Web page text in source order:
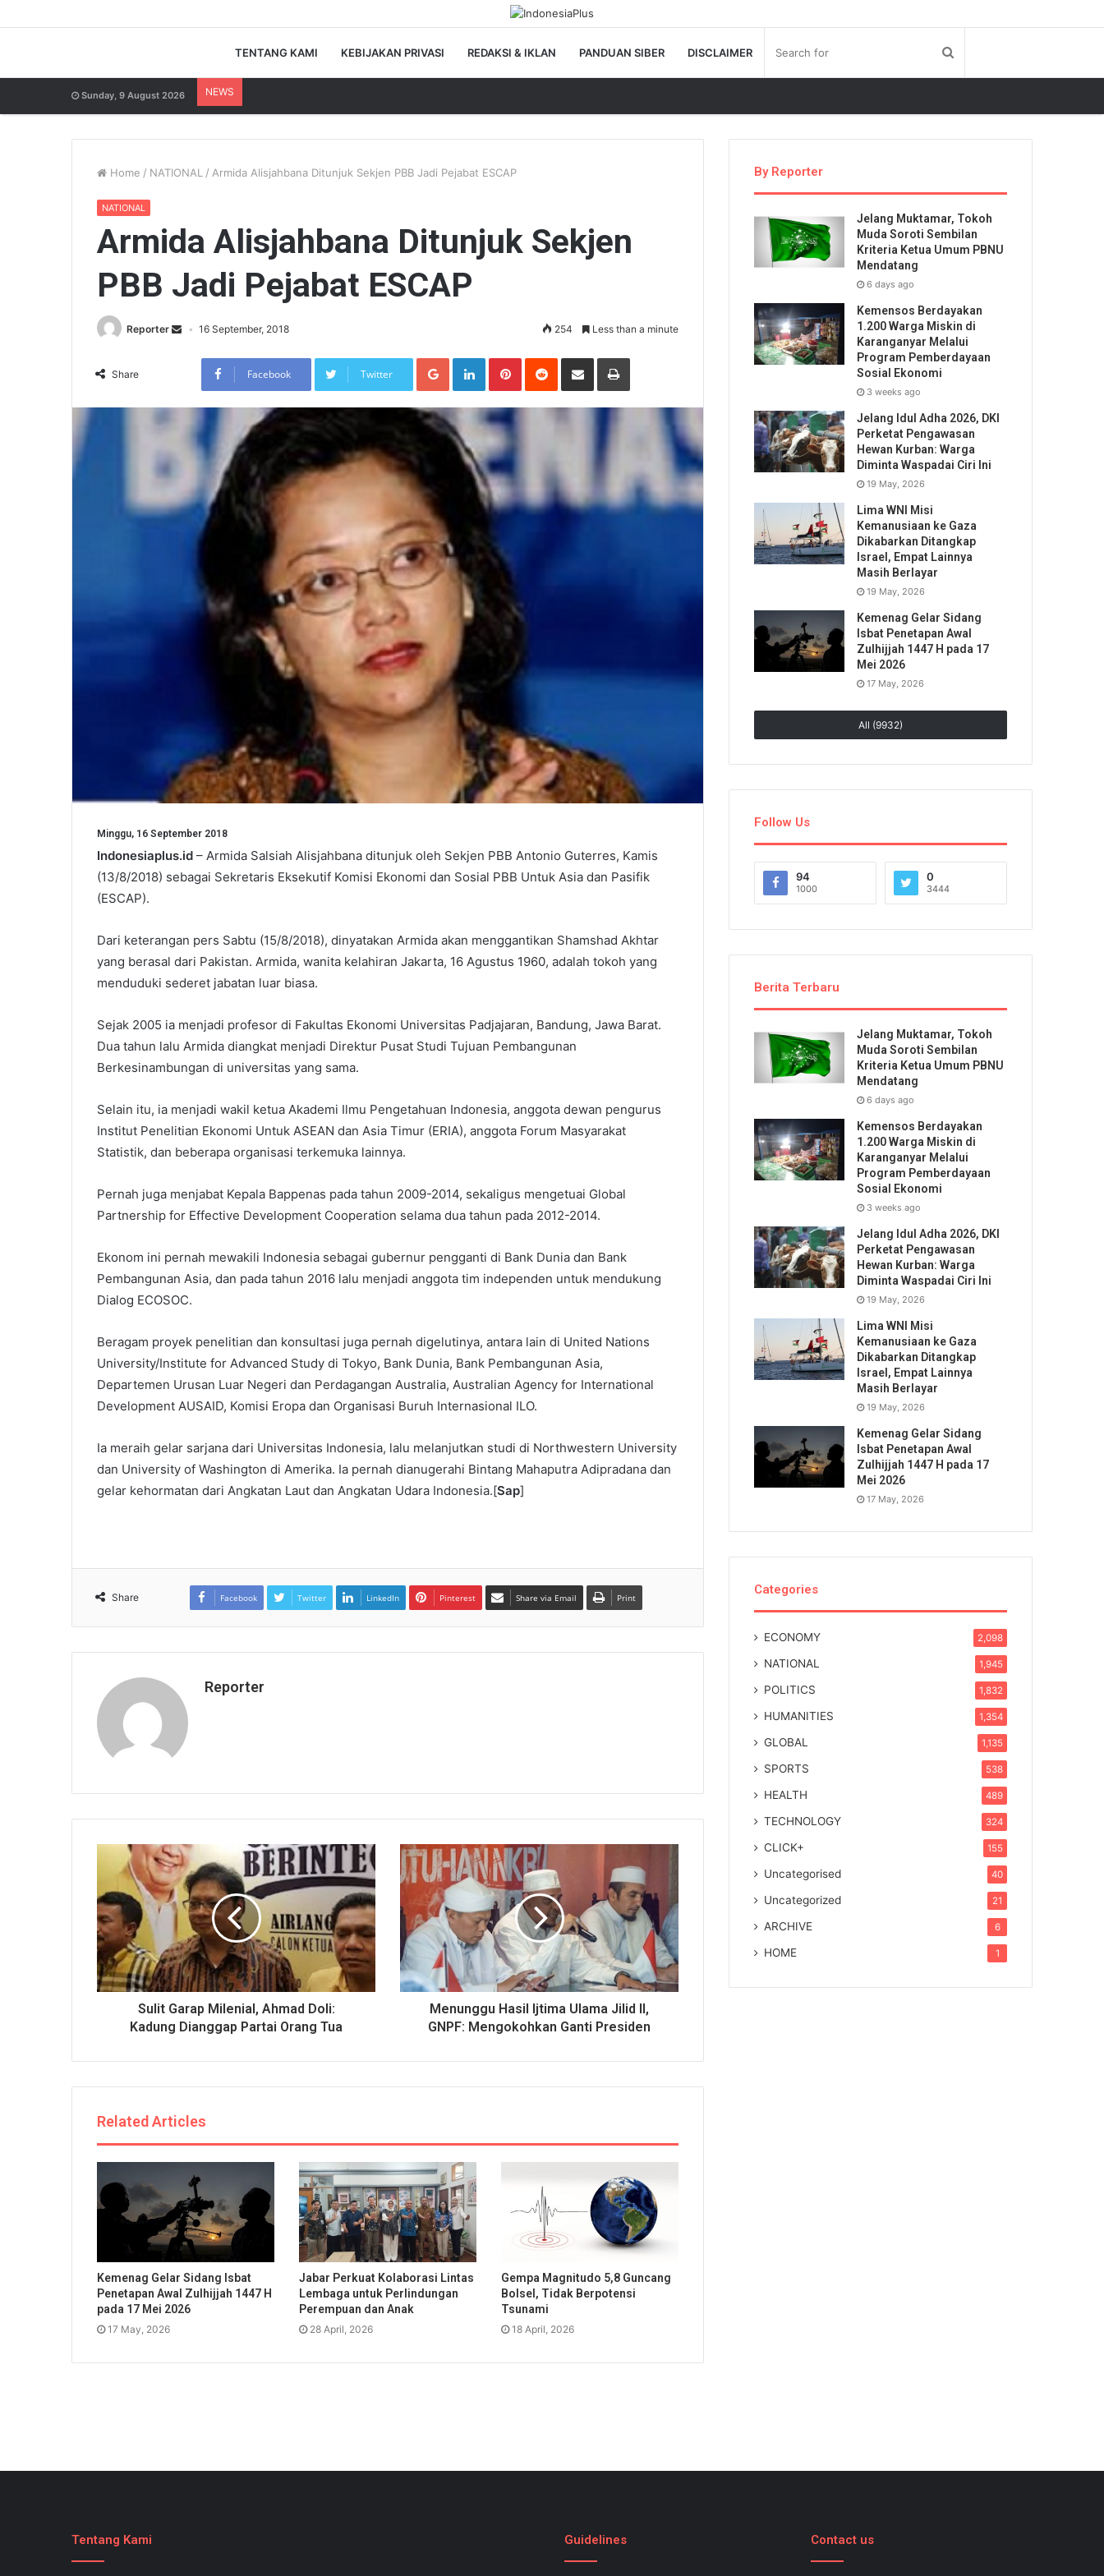
TENTANG KAMI KEBIJAKAN PRIVASI REDAKSI & IKLAN PANDUAN SIBER DISCLAIMER
Sunday, 9 August 2026 NEWS
Home / NATIONAL / Armida Alisjahbana Ditunjuk Sekjen PBB Jadi Pejabat ESCAP
NATIONAL
Armida Alisjahbana Ditunjuk Sekjen
PBB Jadi Pejabat ESCAP
Reporter 16 September, 2018 254 Less than a minute
Share Facebook Twitter
Google+LinkedInPinterestReddit Share via Email Print
Minggu, 16 September 2018
Indonesiaplus.id – Armida Salsiah Alisjahbana ditunjuk oleh Sekjen PBB Antonio Guterres, Kamis
(13/8/2018) sebagai Sekretaris Eksekutif Komisi Ekonomi dan Sosial PBB Untuk Asia dan Pasifik
(ESCAP).
Dari keterangan pers Sabtu (15/8/2018), dinyatakan Armida akan menggantikan Shamshad Akhtar
yang berasal dari Pakistan. Armida, wanita kelahiran Jakarta, 16 Agustus 1960, adalah tokoh yang
menduduki sederet jabatan luar biasa.
Sejak 2005 ia menjadi profesor di Fakultas Ekonomi Universitas Padjajaran, Bandung, Jawa Barat.
Dua tahun lalu Armida diangkat menjadi Direktur Pusat Studi Tujuan Pembangunan
Berkesinambungan di universitas yang sama.
Selain itu, ia menjadi wakil ketua Akademi Ilmu Pengetahuan Indonesia, anggota dewan pengurus
Institut Penelitian Ekonomi Untuk ASEAN dan Asia Timur (ERIA), anggota Forum Masyarakat
Statistik, dan beberapa organisasi terkemuka lainnya.
Pernah juga menjabat Kepala Bappenas pada tahun 2009-2014, sekaligus mengetuai Global
Partnership for Effective Development Cooperation selama dua tahun pada 2012-2014.
Ekonom ini pernah mewakili Indonesia sebagai gubernur pengganti di Bank Dunia dan Bank
Pembangunan Asia, dan pada tahun 2016 lalu menjadi anggota tim independen untuk mendukung
Dialog ECOSOC.
Beragam proyek penelitian dan konsultasi juga pernah digelutinya, antara lain di United Nations
University/Institute for Advanced Study di Tokyo, Bank Dunia, Bank Pembangunan Asia,
Departemen Urusan Luar Negeri dan Perdagangan Australia, Australian Agency for International
Development AUSAID, Komisi Eropa dan Organisasi Buruh Internasional ILO.
Ia meraih gelar sarjana dari Universitas Indonesia, lalu melanjutkan studi di Northwestern University
dan University of Washington di Amerika. Ia pernah dianugerahi Bintang Mahaputra Adipradana dan
gelar kehormatan dari Angkatan Laut dan Angkatan Udara Indonesia.[Sap]
Share Facebook Twitter LinkedIn Pinterest Share via Email Print
Reporter
Sulit Garap Milenial, Ahmad Doli:
Kadung Dianggap Partai Orang Tua
Menunggu Hasil Ijtima Ulama Jilid II,
GNPF: Mengokohkan Ganti Presiden
Related Articles
Kemenag Gelar Sidang Isbat
Penetapan Awal Zulhijjah 1447 H
pada 17 Mei 2026
17 May, 2026
Jabar Perkuat Kolaborasi Lintas
Lembaga untuk Perlindungan
Perempuan dan Anak
28 April, 2026
Gempa Magnitudo 5,8 Guncang
Bolsel, Tidak Berpotensi
Tsunami
18 April, 2026
By Reporter
Jelang Muktamar, Tokoh
Muda Soroti Sembilan
Kriteria Ketua Umum PBNU
Mendatang
6 days ago
Kemensos Berdayakan
1.200 Warga Miskin di
Karanganyar Melalui
Program Pemberdayaan
Sosial Ekonomi
3 weeks ago
Jelang Idul Adha 2026, DKI
Perketat Pengawasan
Hewan Kurban: Warga
Diminta Waspadai Ciri Ini
19 May, 2026
Lima WNI Misi
Kemanusiaan ke Gaza
Dikabarkan Ditangkap
Israel, Empat Lainnya
Masih Berlayar
19 May, 2026
Kemenag Gelar Sidang
Isbat Penetapan Awal
Zulhijjah 1447 H pada 17
Mei 2026
17 May, 2026
All (9932)
Follow Us
94
1000
0
3444
Berita Terbaru
Jelang Muktamar, Tokoh
Muda Soroti Sembilan
Kriteria Ketua Umum PBNU
Mendatang
6 days ago
Kemensos Berdayakan
1.200 Warga Miskin di
Karanganyar Melalui
Program Pemberdayaan
Sosial Ekonomi
3 weeks ago
Jelang Idul Adha 2026, DKI
Perketat Pengawasan
Hewan Kurban: Warga
Diminta Waspadai Ciri Ini
19 May, 2026
Lima WNI Misi
Kemanusiaan ke Gaza
Dikabarkan Ditangkap
Israel, Empat Lainnya
Masih Berlayar
19 May, 2026
Kemenag Gelar Sidang
Isbat Penetapan Awal
Zulhijjah 1447 H pada 17
Mei 2026
17 May, 2026
Categories
ECONOMY 2,098
NATIONAL 1,945
POLITICS 1,832
HUMANITIES 1,354
GLOBAL 1,135
SPORTS 538
HEALTH 489
TECHNOLOGY 324
CLICK+ 155
Uncategorised 40
Uncategorized 21
ARCHIVE 6
HOME 1
Tentang Kami Guidelines Contact us